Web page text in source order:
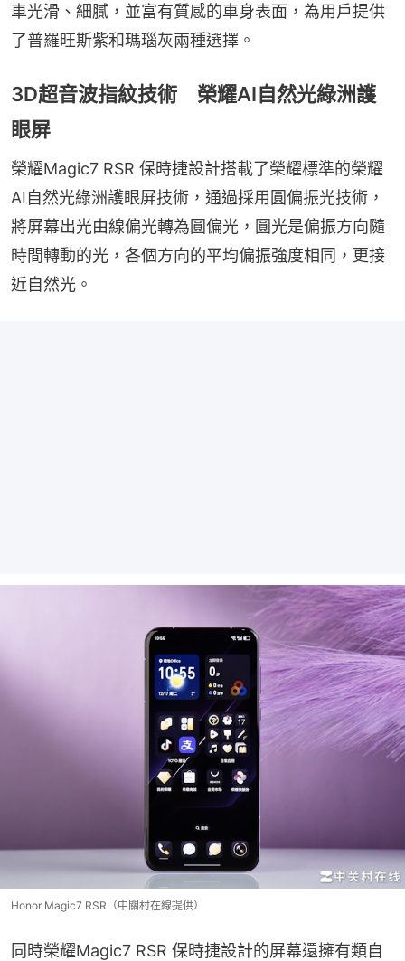
車光滑、細膩，並富有質感的車身表面，為用戶提供
了普羅旺斯紫和瑪瑙灰兩種選擇。
3D超音波指紋技術 榮耀AI自然光綠洲護
眼屏
榮耀Magic7 RSR 保時捷設計搭載了榮耀標準的榮耀
AI自然光綠洲護眼屏技術，通過採用圓偏振光技術，
將屏幕出光由線偏光轉為圓偏光，圓光是偏振方向隨
時間轉動的光，各個方向的平均偏振強度相同，更接
近自然光。
Honor Magic7 RSR（中關村在線提供）
同時榮耀Magic7 RSR 保時捷設計的屏幕還擁有類自